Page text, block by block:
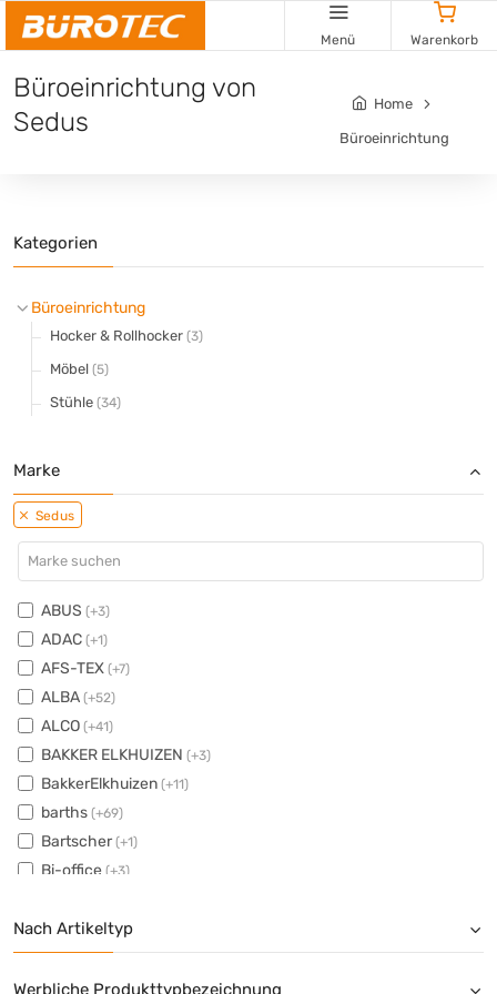
Menü Warenkorb
Büroeinrichtung von
Sedus
Home
Büroeinrichtung
Kategorien
Büroeinrichtung
Hocker & Rollhocker (3)
Möbel (5)
Stühle (34)
Marke
Sedus
ABUS (+3)
ADAC (+1)
AFS-TEX (+7)
ALBA (+52)
ALCO (+41)
BAKKER ELKHUIZEN (+3)
BakkerElkhuizen (+11)
barths (+69)
Bartscher(+1)
Bi-office (+3)
BOI(+1)
BÜMAG(+1)
BURG-WÄCHTER(+62)
Nach Artikeltyp
Werbliche Produkttypbezeichnung
Cookie-Einstellungen